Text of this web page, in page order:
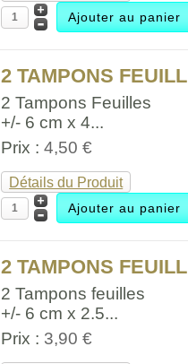
2 TAMPONS
2 Tampons Feuilles
+/- 6 cm x 4...
Prix :4,50 €
Détails du Produit
2 TAMPONS
2 Tampons feuilles
+/- 6 cm x 2.5...
Prix : 3,90 €